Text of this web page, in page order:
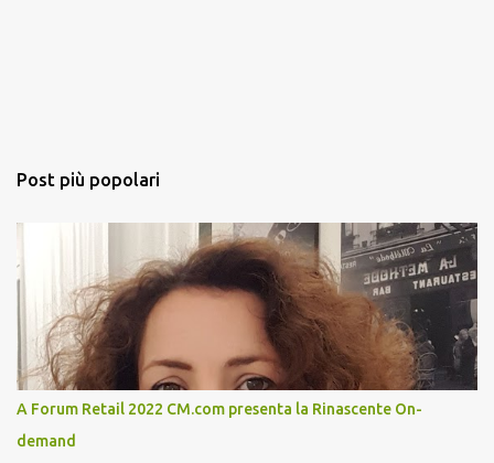
Post più popolari
A Forum Retail 2022 CM.com presenta la Rinascente On-
demand